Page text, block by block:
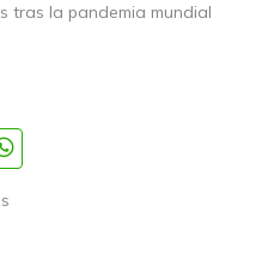
tras la pandemia mundial